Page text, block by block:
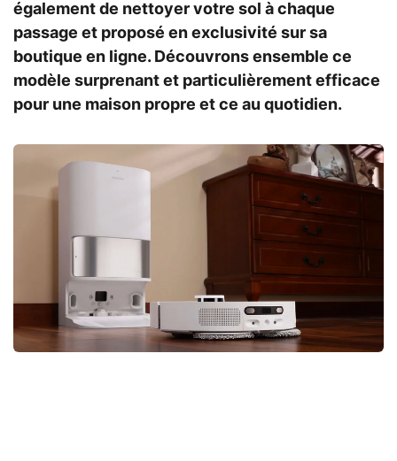
également de nettoyer votre sol à chaque
passage et proposé en exclusivité sur sa
boutique en ligne. Découvrons ensemble ce
modèle surprenant et particulièrement efficace
pour une maison propre et ce au quotidien.